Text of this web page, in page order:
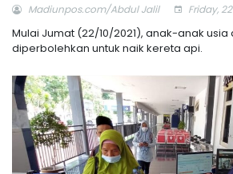
Madiunpos.com/Abdul Jalil Friday,
Mulai Jumat (22/10/2021), anak-anak usia
diperbolehkan untuk naik kereta api.